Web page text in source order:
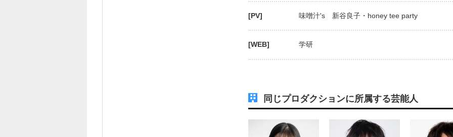
[PV] 味噌汁's 新谷良子・honey tee party
[WEB] 学研
同じプロダクションに所属する芸能人